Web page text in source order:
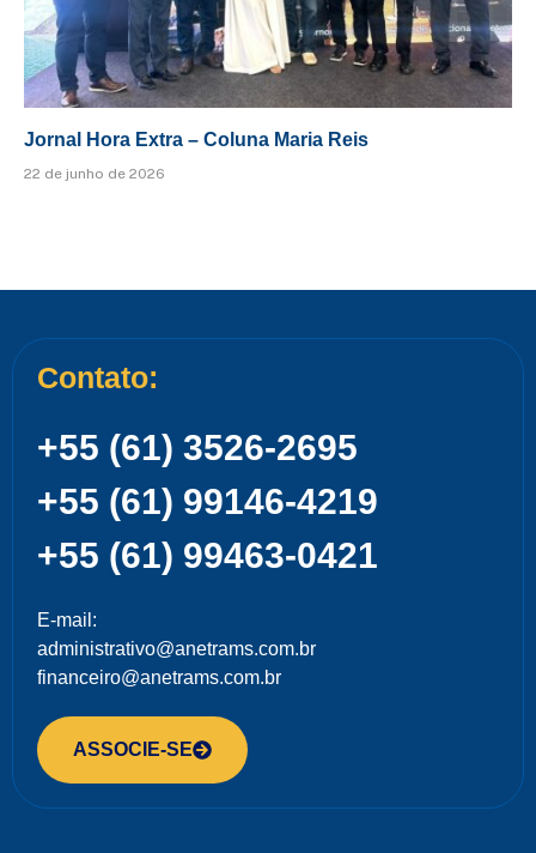
Jornal Hora Extra – Coluna Maria Reis
22 de junho de 2026
Contato:
+55 (61) 3526-2695
+55 (61) 99146-4219
+55 (61) 99463-0421
E-mail:
administrativo@anetrams.com.br
financeiro@anetrams.com.br
ASSOCIE-SE